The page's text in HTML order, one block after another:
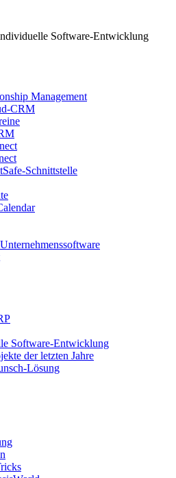
Software-Entwicklung
Management
CRM
Schnittstelle
Software-Entwicklung
der letzten Jahre
Lösung